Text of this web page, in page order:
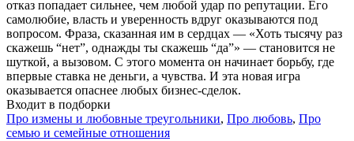
отказ попадает сильнее, чем любой удар по репутации. Его
самолюбие, власть и уверенность вдруг оказываются под
вопросом. Фраза, сказанная им в сердцах — «Хоть тысячу раз
скажешь “нет”, однажды ты скажешь “да”» — становится не
шуткой, а вызовом. С этого момента он начинает борьбу, где
впервые ставка не деньги, а чувства. И эта новая игра
оказывается опаснее любых бизнес-сделок.
Входит в подборки
Про измены и любовные треугольники, Про любовь, Про
семью и семейные отношения